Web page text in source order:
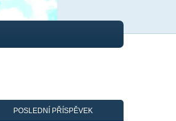
POSLEDNÍ PŘÍSPĚVEK